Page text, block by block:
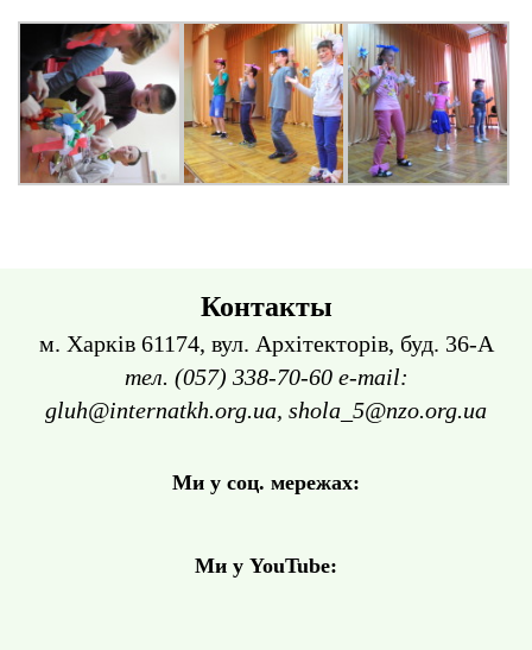
Контакты
м. Харків 61174, вул. Архітекторів, буд. 36-А
тел. (057) 338-70-60 e-mail:
gluh@internatkh.org.ua, shola_5@nzo.org.ua
Ми у соц. мережах:
Ми у YouTube: